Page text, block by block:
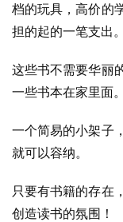
档的玩具，高价的
担的起的一笔支出。
这些书不需要华丽
一些书本在家里面。
一个简易的小架子
就可以容纳。
只要有书籍的存在
创造读书的氛围！